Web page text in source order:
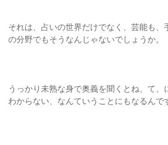
それは、占いの世界だけでなく、芸能も、
の分野でもそうなんじゃないでしょうか。
うっかり未熟な身で奥義を聞くとね、て、
わからない、なんていうことにもなるんで